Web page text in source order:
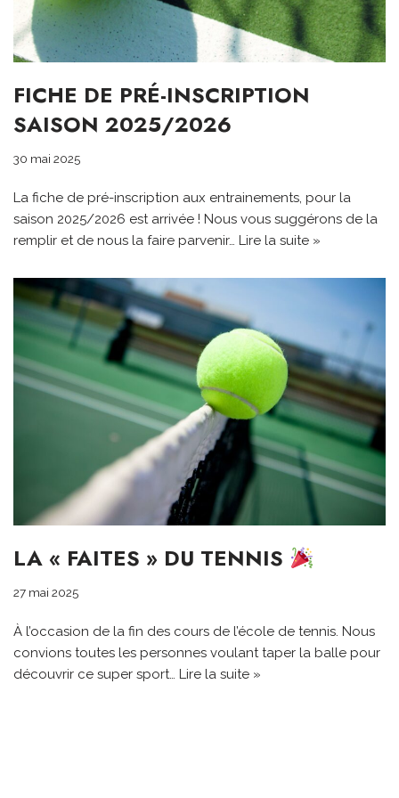
FICHE DE PRÉ-INSCRIPTION
SAISON 2025/2026
30 mai 2025
La fiche de pré-inscription aux entrainements, pour la
saison 2025/2026 est arrivée ! Nous vous suggérons de la
remplir et de nous la faire parvenir… Lire la suite »
LA « FAITES » DU TENNIS
27 mai 2025
À l’occasion de la fin des cours de l’école de tennis. Nous
convions toutes les personnes voulant taper la balle pour
découvrir ce super sport… Lire la suite »